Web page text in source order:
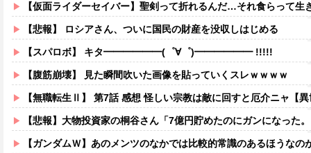
【仮面ライダーセイバー】聖剣って折れるんだ…それ食らって
【悲報】 ロシアさん、ついに国民の財産を没収しはじめる
【スパロボ】 キタ━━━━━━(゜∀゜)━━━━━━ !!!!!
【腹筋崩壊】 見た瞬間吹いた画像を貼っていくスレｗｗｗｗ
【無職転生Ⅱ】 第7話 感想 怪しい宗教は敵に回すと厄介ニャ【
【悲報】大物投資家の桐谷さん「7億円貯めたのにガンになった
【ガンダムＷ】あのメンツのなかでは比較的常識のあるほうなの